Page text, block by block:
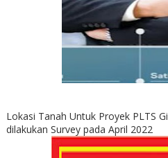
Lokasi Tanah Untuk Proyek PLTS
dilakukan Survey pada April 2022